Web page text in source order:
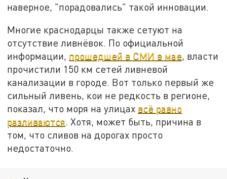
наверное, "порадовались" такой инновации.
Многие краснодарцы также сетуют на
отсутствие ливнёвок. По официальной
информации, прошедшей в СМИ в мае, власти
прочистили 150 км сетей ливневой
канализации в городе. Вот только первый же
сильный ливень, кои не редкость в регионе,
показал, что моря на улицах всё равно
разливаются. Хотя, может быть, причина в
том, что сливов на дорогах просто
недостаточно.